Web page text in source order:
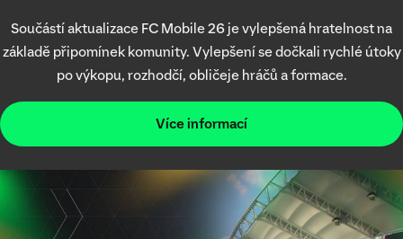
Součástí aktualizace FC Mobile 26 je vylepšená hratelnost na
základě připomínek komunity. Vylepšení se dočkali rychlé útoky
po výkopu, rozhodčí, obličeje hráčů a formace.